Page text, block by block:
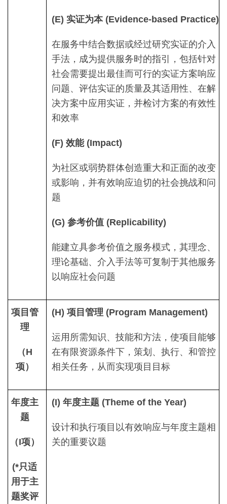
(E) 实证为本 (Evidence-based Practice)
在服务中结合数据或经过研究实证的介入
手法，成为提供服务时的指引，包括针对
社会需要提出最佳而可行的实证方案响应
问题、评估实证的质量及其适用性、在解
决方案中应用实证，并检讨方案的有效性
和效率
(F) 效能 (Impact)
为社区或弱势群体创造重大和正面的改变
或影响，并有效响应迫切的社会挑战和问
题
(G) 参考价值 (Replicability)
能建立具参考价值之服务模式，其理念、
理论基础、介入手法等可复制于其他服务
以响应社会问题
项目管
理
（H
项）
(H) 项目管理 (Program Management)
运用所需知识、技能和方法，使项目能够
在有限资源条件下，策划、执行、和管控
相关任务，从而实现项目目标
年度主
题
（I项）
(*只适
用于主
题奖评
(I) 年度主题 (Theme of the Year)
设计和执行项目以有效响应与年度主题相
关的重要议题